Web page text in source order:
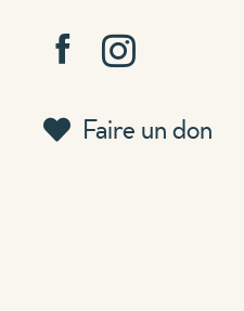
Faire un don